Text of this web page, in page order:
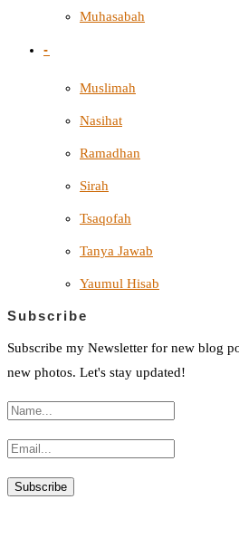
Muhasabah
-
Muslimah
Nasihat
Ramadhan
Sirah
Tsaqofah
Tanya Jawab
Yaumul Hisab
Subscribe
Subscribe my Newsletter for new blog
new photos. Let's stay updated!